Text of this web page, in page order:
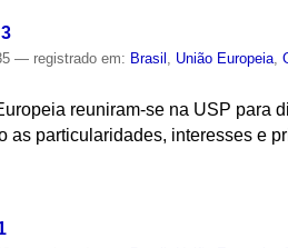
— registrado em: Brasil União Europeia ,
reuniram-se na USP para
as particularidades, interesses e